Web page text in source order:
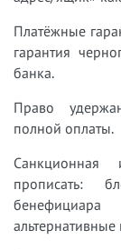
Платёжные
гарантия
банка.
Право
полной оплаты.
прописать: